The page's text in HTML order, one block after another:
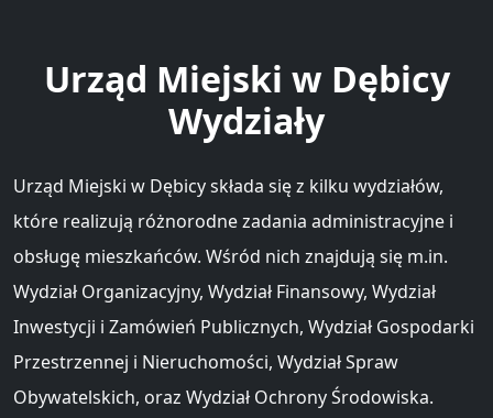
Urząd Miejski w Dębicy
Wydziały
Urząd Miejski w Dębicy składa się z kilku wydziałów,
które realizują różnorodne zadania administracyjne i
obsługę mieszkańców. Wśród nich znajdują się m.in.
Wydział Organizacyjny, Wydział Finansowy, Wydział
Inwestycji i Zamówień Publicznych, Wydział Gospodarki
Przestrzennej i Nieruchomości, Wydział Spraw
Obywatelskich, oraz Wydział Ochrony Środowiska.